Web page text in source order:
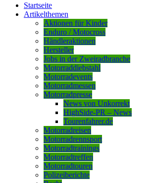
Startseite
Artikelthemen
Aktionen für Kinder
Enduro / Motocross
Händleraktionen
Hersteller
Jobs in der Zweiradbranche
Motorraddiebstahl
Motorradevents
Motorradmessen
Motorradpresse
News von Unkorrekt
HighSide-PR – News
Tourenfahrer.de
Motorradreisen
Motorradrennsport
Motorradtrainings
Motorradtreffen
Motorradtouren
Polizeiberichte